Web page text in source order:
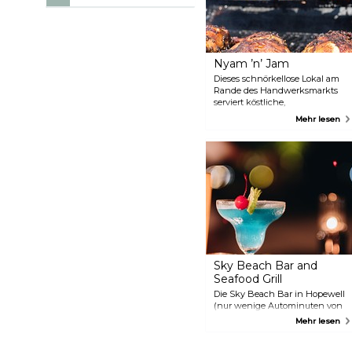
Nyam ’n’ Jam
Dieses schnörkellose Lokal am
Rande des Handwerksmarkts
serviert köstliche,
unkomplizierte Gerichte. Einige
„Fisch“ bezeichnet – vertrauen
Sie also dem Koch, der
gleichzeitig auch die
Bestellungen aufnimmt. Das
Essen ist durchweg gut und
deutlich günstiger als an
einigen Touristen-Hotspots.
Mehr lesen
Sky Beach Bar and
Seafood Grill
Die Sky Beach Bar in Hopewell
(nur wenige Autominuten von
MoBay entfernt) ist der perfekte
Mehr lesen